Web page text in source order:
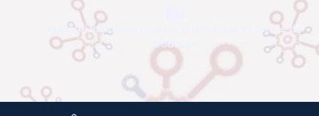
pentru a se potrivi layout-urilor specifice ale
mașinilor și cerințelor mediului de producție.
ezistență structurală maximă cu masă minimă.